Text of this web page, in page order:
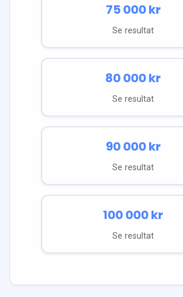
75 000kr
Se resultat
80 000kr
Se resultat
90 000kr
Se resultat
100 000kr
Se resultat